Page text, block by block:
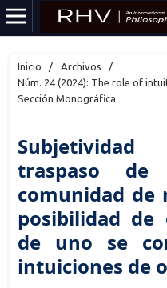
Inicio / Archivos
/
Núm. 24 (2024): The role of
Sección Monográfica
traspaso de
comunidad de
posibilidad de
de uno se
intuiciones de